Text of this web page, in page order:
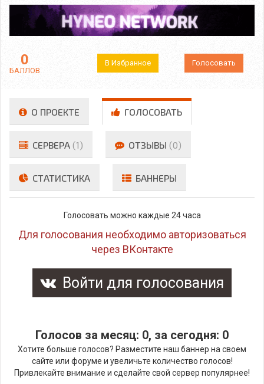
0
БАЛЛОВ
В Избранное Голосовать
О ПРОЕКТЕ ГОЛОСОВАТЬ
СЕРВЕРА (1) ОТЗЫВЫ (0)
СТАТИСТИКА БАННЕРЫ
Голосовать можно каждые 24 часа
Для голосования необходимо авторизоваться
через ВКонтакте
Войти для голосования
Голосов за месяц: 0, за сегодня: 0
Хотите больше голосов? Разместите наш баннер на своем
сайте или форуме и увеличьте количество голосов!
Привлекайте внимание и сделайте свой сервер популярнее!